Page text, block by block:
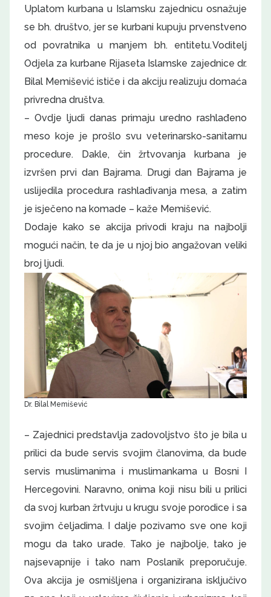
Uplatom kurbana u Islamsku zajednicu osnažuje
se bh. društvo, jer se kurbani kupuju prvenstveno
od povratnika u manjem bh. entitetu. Voditelj
Odjela za kurbane Rijaseta Islamske zajednice dr.
Bilal Memišević ističe i da akciju realizuju domaća
privredna društva.
– Ovdje ljudi danas primaju uredno rashlađeno
meso koje je prošlo svu veterinarsko-sanitarnu
procedure. Dakle, čin žrtvovanja kurbana je
izvršen prvi dan Bajrama. Drugi dan Bajrama je
uslijedila procedura rashlađivanja mesa, a zatim
je isječeno na komade – kaže Memišević.
Dodaje kako se akcija privodi kraju na najbolji
mogući način, te da je u njoj bio angažovan veliki
broj ljudi.
Dr. Bilal Memišević
– Zajednici predstavlja zadovoljstvo što je bila u
prilici da bude servis svojim članovima, da bude
servis muslimanima i muslimankama u Bosni I
Hercegovini. Naravno, onima koji nisu bili u prilici
da svoj kurban žrtvuju u krugu svoje porodice i sa
svojim čeljadima. I dalje pozivamo sve one koji
mogu da tako urade. Tako je najbolje, tako je
najsevapnije i tako nam Poslanik preporučuje.
Ova akcija je osmišljena i organizirana isključivo